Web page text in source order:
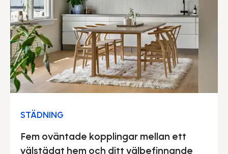
STÄDNING
Fem oväntade kopplingar mellan ett
välstädat hem och ditt välbefinnande